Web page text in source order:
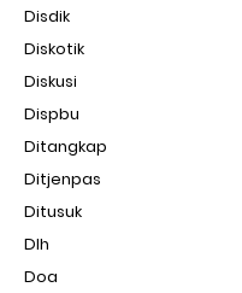
Disdik
Diskotik
Diskusi
Dispbu
Ditangkap
Ditjenpas
Ditusuk
Dlh
Doa